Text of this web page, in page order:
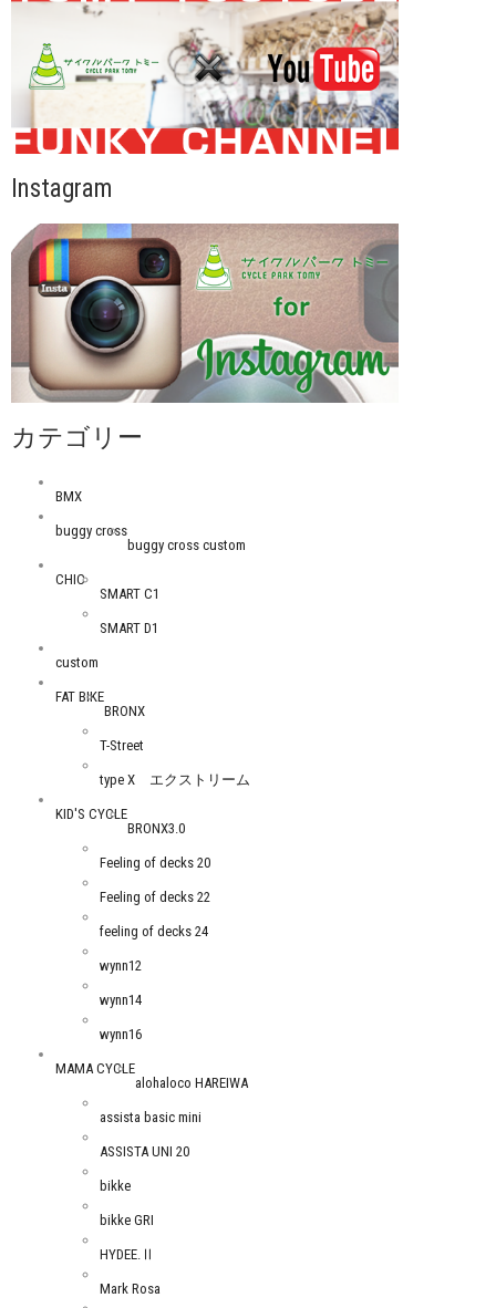
Instagram
カテゴリー
BMX
buggy cross
buggy cross custom
CHIC
SMART C1
SMART D1
custom
FAT BIKE
BRONX
T-Street
type X エクストリーム
KID'S CYCLE
BRONX3.0
Feeling of decks 20
Feeling of decks 22
feeling of decks 24
wynn12
wynn14
wynn16
MAMA CYCLE
alohaloco HAREIWA
assista basic mini
ASSISTA UNI 20
bikke
bikke GRI
HYDEE.Ⅱ
Mark Rosa